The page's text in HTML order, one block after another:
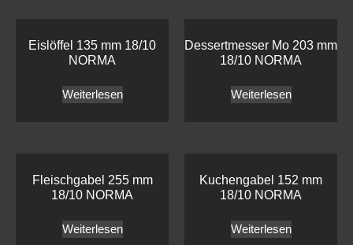
Eislöffel 135 mm 18/10
NORMA
Weiterlesen
Dessertmesser Mo 203 mm
18/10 NORMA
Weiterlesen
Fleischgabel 255 mm
18/10 NORMA
Weiterlesen
Kuchengabel 152 mm
18/10 NORMA
Weiterlesen